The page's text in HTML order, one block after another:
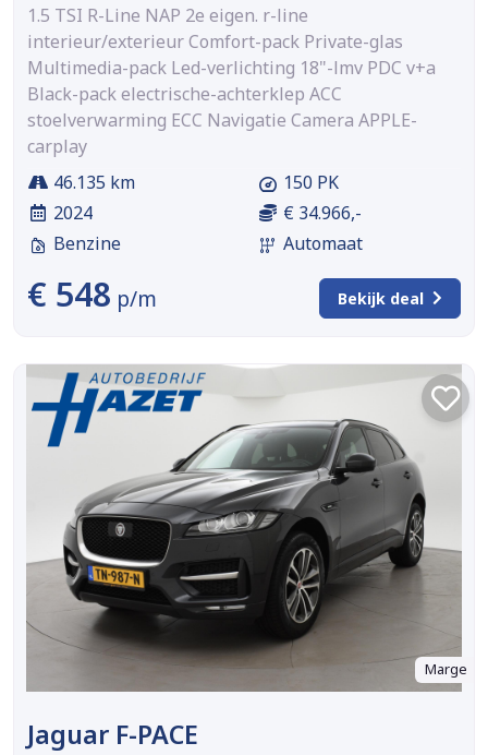
1.5 TSI R-Line NAP 2e eigen. r-line
interieur/exterieur Comfort-pack Private-glas
Multimedia-pack Led-verlichting 18"-lmv PDC v+a
Black-pack electrische-achterklep ACC
stoelverwarming ECC Navigatie Camera APPLE-
carplay
46.135 km
2024
Benzine
150 PK
€ 34.966,-
Automaat
€ 548 p/m Bekijk deal
Marge
Jaguar F-PACE